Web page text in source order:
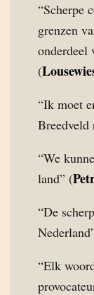
“Scherpe
grenzen
onderdeel
(
“Ik moet
Breedveld
“We
land” (
“De
“Elk